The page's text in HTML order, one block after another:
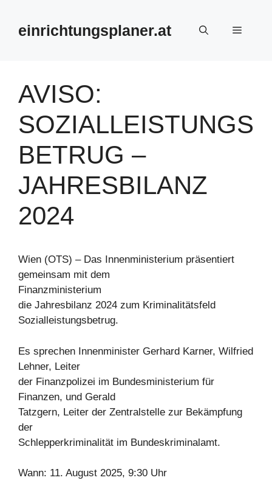
springeneinrichtungsplaner.at Menü
AVISO:
SOZIALLEISTUNGS
BETRUG –
JAHRESBILANZ
2024
Wien (OTS) – Das Innenministerium präsentiert
gemeinsam mit dem
Finanzministerium
die Jahresbilanz 2024 zum Kriminalitätsfeld
Sozialleistungsbetrug.
Es sprechen Innenminister Gerhard Karner, Wilfried
Lehner, Leiter
der Finanzpolizei im Bundesministerium für
Finanzen, und Gerald
Tatzgern, Leiter der Zentralstelle zur Bekämpfung
der
Schlepperkriminalität im Bundeskriminalamt.
Wann: 11. August 2025, 9:30 Uhr